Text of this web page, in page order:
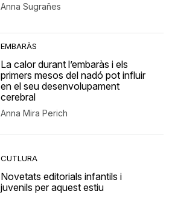
Anna Sugrañes
EMBARÀS
La calor durant l’embaràs i els
primers mesos del nadó pot influir
en el seu desenvolupament
cerebral
Anna Mira Perich
CUTLURA
Novetats editorials infantils i
juvenils per aquest estiu